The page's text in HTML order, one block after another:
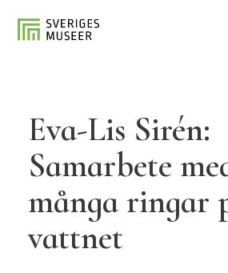
Eva-Lis Sirén:
Samarbete
många ringar
vattnet